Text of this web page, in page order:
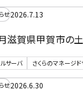
せ2026.7.13
滋賀県甲賀市の
サーバ さくらのマネージ
せ2026.6.30